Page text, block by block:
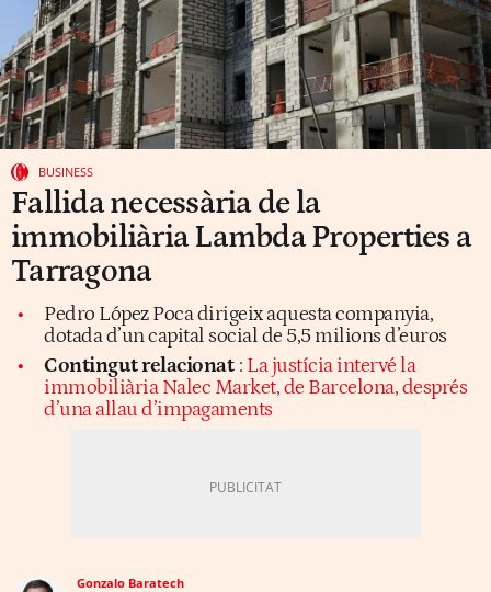
BUSINESS
Fallida necessària de la
immobiliària Lambda Properties a
Tarragona
Pedro López Poca dirigeix aquesta companyia,
dotada d’un capital social de 5,5 milions d’euros
Contingut relacionat : La justícia intervé la
immobiliària Nalec Market, de Barcelona, després
d’una allau d’impagaments
Gonzalo Baratech